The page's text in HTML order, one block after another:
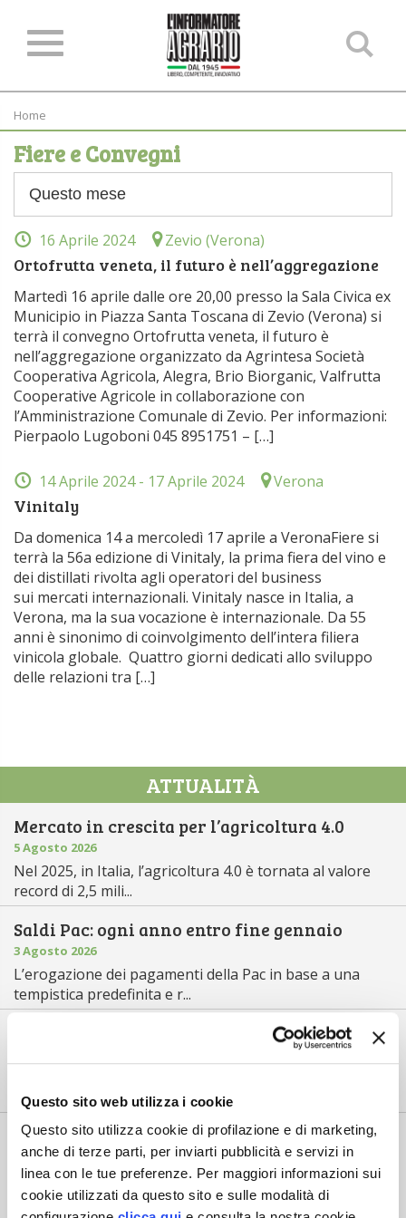
Questo sito web utilizza i cookie
Questo sito utilizza cookie di profilazione e di marketing,
anche di terze parti, per inviarti pubblicità e servizi in
linea con le tue preferenze. Per maggiori informazioni sui
cookie utilizzati da questo sito e sulle modalità di
Home
Fiere e Convegni
16 Aprile 2024 Zevio (Verona)
Ortofrutta veneta, il futuro è nell’aggregazione
Martedì 16 aprile dalle ore 20,00 presso la Sala Civica ex
Municipio in Piazza Santa Toscana di Zevio (Verona) si
terrà il convegno Ortofrutta veneta, il futuro è
nell’aggregazione organizzato da Agrintesa Società
Cooperativa Agricola, Alegra, Brio Biorganic, Valfrutta
Cooperative Agricole in collaborazione con
l’Amministrazione Comunale di Zevio. Per informazioni:
Pierpaolo Lugoboni 045 8951751 – […]
14 Aprile 2024 - 17 Aprile 2024 Verona
Vinitaly
Da domenica 14 a mercoledì 17 aprile a VeronaFiere si
terrà la 56a edizione di Vinitaly, la prima fiera del vino e
dei distillati rivolta agli operatori del business
sui mercati internazionali. Vinitaly nasce in Italia, a
Verona, ma la sua vocazione è internazionale. Da 55
anni è sinonimo di coinvolgimento dell’intera filiera
vinicola globale. ​ Quattro giorni dedicati allo sviluppo
delle relazioni tra […]
ATTUALITÀ
Mercato in crescita per l’agricoltura 4.0
5 Agosto 2026
Nel 2025, in Italia, l’agricoltura 4.0 è tornata al valore
record di 2,5 mili...
Saldi Pac: ogni anno entro fine gennaio
3 Agosto 2026
L’erogazione dei pagamenti della Pac in base a una
tempistica predefinita e r...
La vendemmia 2026 inizia in deciso anticipo
2026 in Italia, un ...
Lollobrigida al Tavolo Riso: «Aiuto
accoppiato, innovazione e contratti di fi...
30 Luglio 2026
Il 30 luglio si è riunito presso il ministero